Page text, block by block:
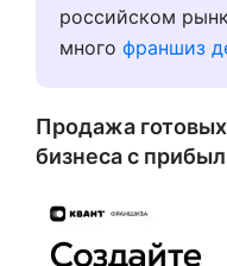
российском
много франшиз
Продажа
бизнеса с